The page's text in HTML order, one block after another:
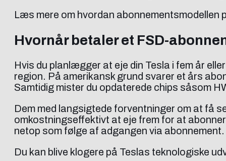
Læs mere om hvordan abonnementsmodellen
Hvornår betaler et FSD-
Hvis du planlægger at eje din Tesla i fem år
region. På amerikansk grund svarer et års
Samtidig mister du opdaterede chips såsom
Dem med langsigtede forventninger om at få
omkostningseffektivt at eje frem for at
netop som følge af adgangen via abonnement.
Du kan blive klogere på Teslas teknologiske